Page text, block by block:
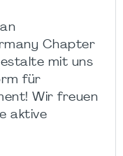
Chapter
mit uns
für
Wir freuen
aktive